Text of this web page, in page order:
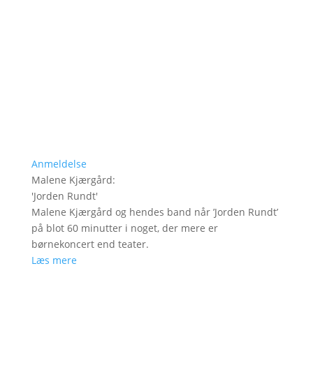
Anmeldelse
Malene Kjærgård:
'Jorden Rundt'
Malene Kjærgård og hendes band når ’Jorden Rundt’
på blot 60 minutter i noget, der mere er
børnekoncert end teater.
Læs mere